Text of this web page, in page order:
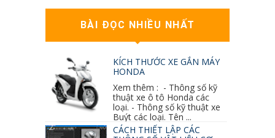
BÀI ĐỌC NHIỀU NHẤT
KÍCH THƯỚC XE GẮN MÁY
HONDA
Xem thêm : - Thông số kỹ
thuật xe ô tô Honda các
loại. - Thông số kỹ thuật xe
Buýt các loại. Tên ...
CÁCH THIẾT LẬP CÁC